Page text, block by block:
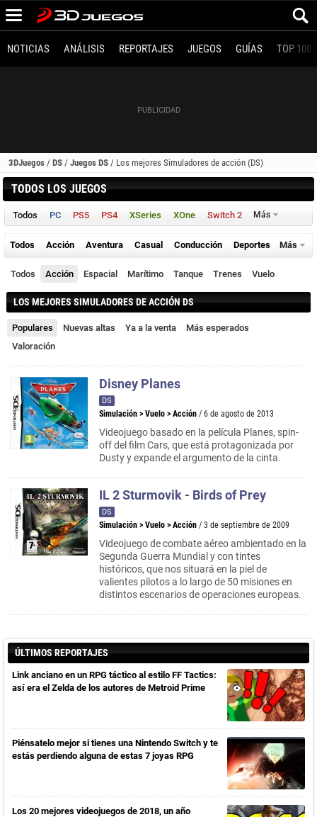
NOTICIAS ANÁLISIS REPORTAJES JUEGOS GUÍAS TOP 100
3DJuegos / DS / Juegos DS / Los mejores Simuladores de acción (DS)
TODOS LOS JUEGOS
Todos PC PS5 PS4 XSeries XOne Switch 2 Más
Todos Acción Aventura Casual Conducción Deportes Más
Todos Acción Espacial Marítimo Tanque Trenes Vuelo
LOS MEJORES SIMULADORES DE ACCIÓN DS
Populares Nuevas altas Ya a la venta
Más esperados
Valoración
Disney Planes
DS
Simulación > Vuelo > Acción / 6 de agosto de 2013
Videojuego basado en la película Planes, spin-
off del film Cars, que está protagonizada por
Dusty y expande el argumento de la cinta.
IL 2 Sturmovik - Birds of Prey
DS
Simulación > Vuelo > Acción / 3 de septiembre de 2009
Videojuego de combate aéreo ambientado en la
Segunda Guerra Mundial y con tintes
históricos, que nos situará en la piel de
valientes pilotos a lo largo de 50 misiones en
distintos escenarios de operaciones europeas.
ÚLTIMOS REPORTAJES
Link anciano en un RPG táctico al estilo FF Tactics:
así era el Zelda de los autores de Metroid Prime
Piénsatelo mejor si tienes una Nintendo Switch y te
estás perdiendo alguna de estas 7 joyas RPG
Los 20 mejores videojuegos de 2018, un año